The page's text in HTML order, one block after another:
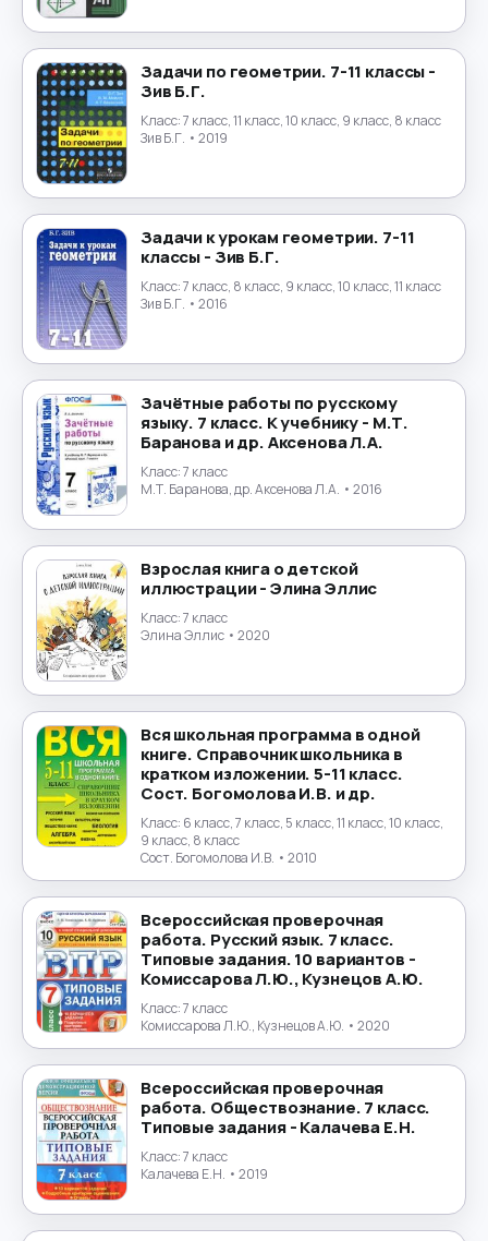
Физика
Физическая культура →
Финансы →
Финский язык
Французский язык
Химия →
Черчение
Чешский язык →
Шведский язык
Экология
Экономика →
Юриспруденция
Японский язык
Задачи по геометрии. 7-11 классы -
Зив Б.Г.
Класс:7 класс, 11 класс, 10 класс, 9 класс, 8 класс
Зив Б.Г. • 2019
Задачи к урокам геометрии. 7-11
классы - Зив Б.Г.
Класс:7 класс, 8 класс, 9 класс, 10 класс, 11 класс
Зив Б.Г. • 2016
Зачётные работы по русскому
языку. 7 класс. К учебнику - М.Т.
Баранова и др. Аксенова Л.А.
Класс:7 класс
М.Т. Баранова, др. Аксенова Л.А. • 2016
Взрослая книга о детской
иллюстрации - Элина Эллис
Класс:7 класс
Элина Эллис • 2020
Вся школьная программа в одной
книге. Справочник школьника в
кратком изложении. 5-11 класс.
Сост. Богомолова И.В. и др.
Класс: 6 класс, 7 класс, 5 класс, 11 класс, 10 класс,
9 класс, 8 класс
Сост. Богомолова И.В. • 2010
Всероссийская проверочная
работа. Русский язык. 7 класс.
Типовые задания. 10 вариантов -
Комиссарова Л.Ю., Кузнецов А.Ю.
Класс:7 класс
Комиссарова Л.Ю., Кузнецов А.Ю. • 2020
Всероссийская проверочная
работа. Обществознание. 7 класс.
Типовые задания - Калачева Е.Н.
Класс:7 класс
Калачева Е.Н. • 2019